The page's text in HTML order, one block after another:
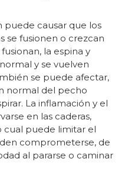
causar que los
se fusionen o crezcan
la espina y
y se vuelven
se puede afectar,
normal del pecho
La inflamación y el
en las caderas,
cual puede limitar el
comprometerse, de
al pararse o caminar